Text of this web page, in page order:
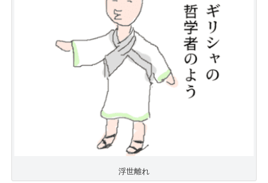
浮世離れ